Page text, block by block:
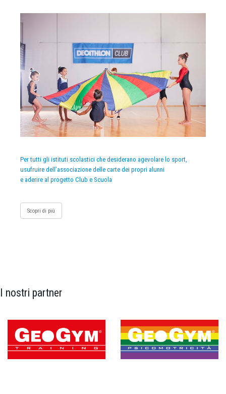
Per tutti gli istituti scolastici che desiderano agevolare lo sport,
usufruire dell’associazione delle carte dei propri alunni
e aderire al progetto Club e Scuola
Scopri di più
I nostri partner